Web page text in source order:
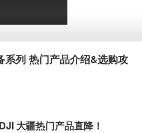
系列 热门产品介绍&选购攻
DJI 大疆热门产品直降！